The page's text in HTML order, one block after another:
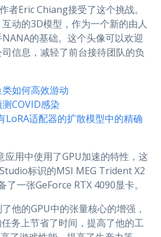
者Eric Chiang接受了这个挑战。
动的3D模型，作为一个新的由人
的基础。这个头像可以欢迎
信息，减轻了前台接待团队的负
如何高效游动
COVID感染
LoRA适配器的扩散模型中的精确
用中使用了GPU加速的特性，这
标识的MSI MEG Trident X2
了一张GeForce RTX 4090显卡。
他的GPU中的张量核心的增强，
务上节省了时间，提高了他的工